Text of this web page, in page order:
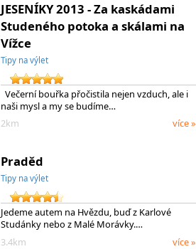
JESENÍKY 2013 - Za kaskádami
Studeného potoka a skálami na
Vížce
Tipy na výlet
Večerní bouřka přočistila nejen vzduch, ale i
naši mysl a my se budíme…
2km
více »
Praděd
Tipy na výlet
Jedeme autem na Hvězdu, buď z Karlové
Studánky nebo z Malé Morávky.…
3.4km
více »